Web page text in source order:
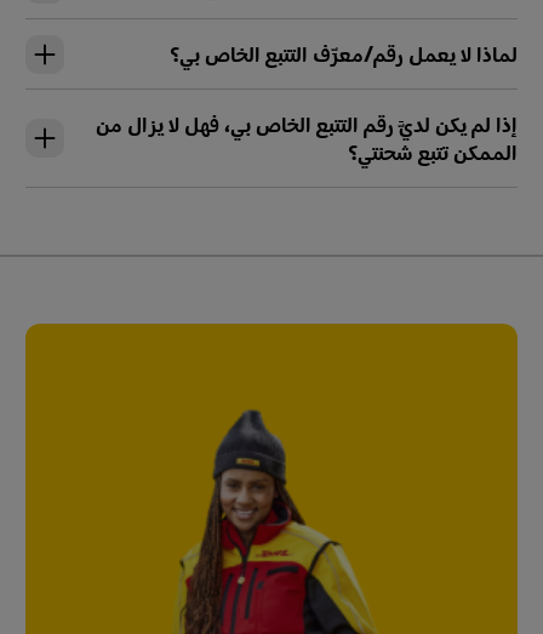
لماذا لا يعمل رقم/معرِّف التتبع الخاص بي؟
إذا لم يكن لديَّ رقم التتبع الخاص بي، فهل لا يزال من
الممكن تتبع شحنتي؟